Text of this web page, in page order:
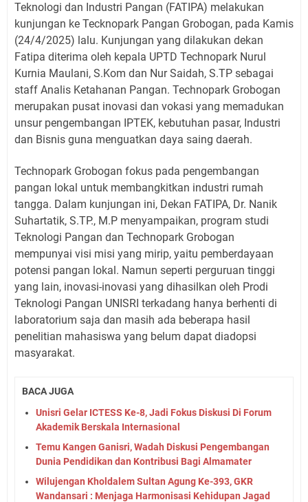
Teknologi dan Industri Pangan (FATIPA) melakukan
kunjungan ke Tecknopark Pangan Grobogan, pada Kamis
(24/4/2025) lalu. Kunjungan yang dilakukan dekan
Fatipa diterima oleh kepala UPTD Technopark Nurul
Kurnia Maulani, S.Kom dan Nur Saidah, S.TP sebagai
staff Analis Ketahanan Pangan. Technopark Grobogan
merupakan pusat inovasi dan vokasi yang memadukan
unsur pengembangan IPTEK, kebutuhan pasar, Industri
dan Bisnis guna menguatkan daya saing daerah.
Technopark Grobogan fokus pada pengembangan
pangan lokal untuk membangkitkan industri rumah
tangga. Dalam kunjungan ini, Dekan FATIPA, Dr. Nanik
Suhartatik, S.TP., M.P menyampaikan, program studi
Teknologi Pangan dan Technopark Grobogan
mempunyai visi misi yang mirip, yaitu pemberdayaan
potensi pangan lokal. Namun seperti perguruan tinggi
yang lain, inovasi-inovasi yang dihasilkan oleh Prodi
Teknologi Pangan UNISRI terkadang hanya berhenti di
laboratorium saja dan masih ada beberapa hasil
penelitian mahasiswa yang belum dapat diadopsi
masyarakat.
BACA JUGA
Unisri Gelar ICTESS Ke-8, Jadi Fokus Diskusi Di Forum
Akademik Berskala Internasional
Temu Kangen Ganisri, Wadah Diskusi Pengembangan
Dunia Pendidikan dan Kontribusi Bagi Almamater
Wilujengan Kholdalem Sultan Agung Ke-393, GKR
Wandansari : Menjaga Harmonisasi Kehidupan Jagad